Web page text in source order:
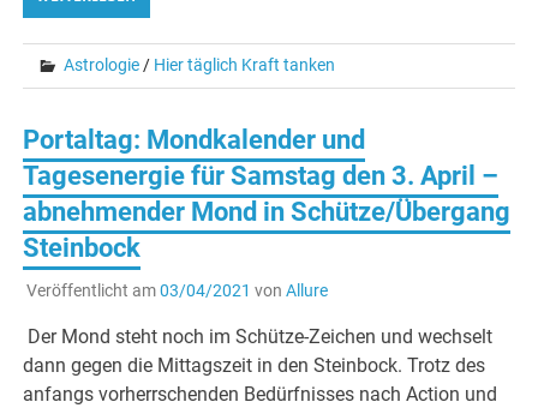
Astrologie / Hier täglich Kraft tanken
Portaltag: Mondkalender und
Tagesenergie für Samstag den 3. April –
abnehmender Mond in Schütze/Übergang
Steinbock
Veröffentlicht am03/04/2021 von Allure
Der Mond steht noch im Schütze-Zeichen und wechselt
dann gegen die Mittagszeit in den Steinbock. Trotz des
anfangs vorherrschenden Bedürfnisses nach Action und